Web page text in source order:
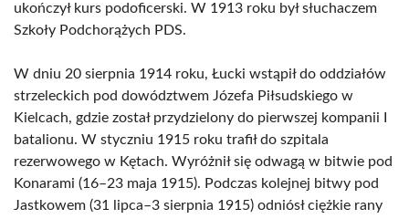
ukończył kurs podoficerski. W 1913 roku był słuchaczem
Szkoły Podchorążych PDS.
W dniu 20 sierpnia 1914 roku, Łucki wstąpił do oddziałów
strzeleckich pod dowództwem Józefa Piłsudskiego w
Kielcach, gdzie został przydzielony do pierwszej kompanii I
batalionu. W styczniu 1915 roku trafił do szpitala
rezerwowego w Kętach. Wyróżnił się odwagą w bitwie pod
Konarami (16–23 maja 1915). Podczas kolejnej bitwy pod
Jastkowem (31 lipca–3 sierpnia 1915) odniósł ciężkie rany